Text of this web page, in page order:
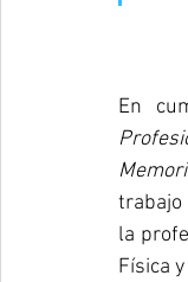
En
trabajo
la
Física